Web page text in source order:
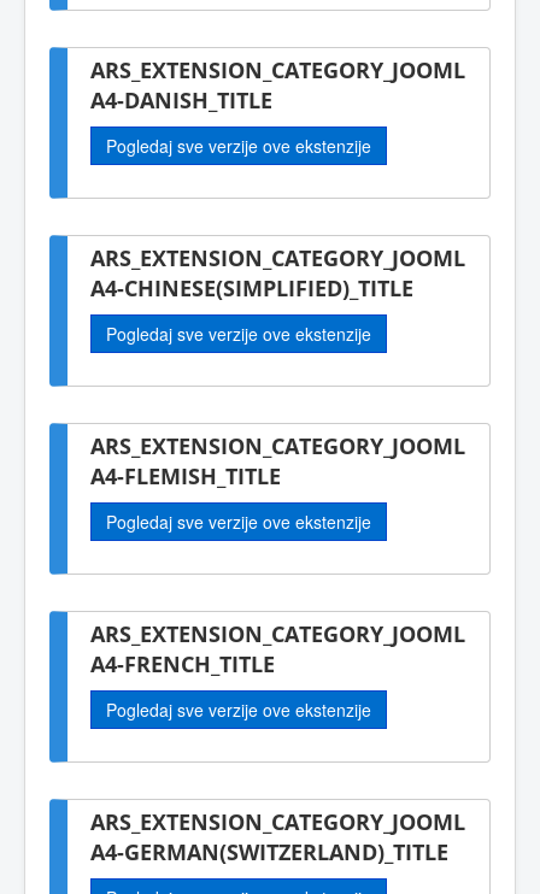
ARS_EXTENSION_CATEGORY_JOOML
A4-DANISH_TITLE
Pogledaj sve verzije ove ekstenzije
ARS_EXTENSION_CATEGORY_JOOML
A4-CHINESE(SIMPLIFIED)_TITLE
Pogledaj sve verzije ove ekstenzije
ARS_EXTENSION_CATEGORY_JOOML
A4-FLEMISH_TITLE
Pogledaj sve verzije ove ekstenzije
ARS_EXTENSION_CATEGORY_JOOML
A4-FRENCH_TITLE
Pogledaj sve verzije ove ekstenzije
ARS_EXTENSION_CATEGORY_JOOML
A4-GERMAN(SWITZERLAND)_TITLE